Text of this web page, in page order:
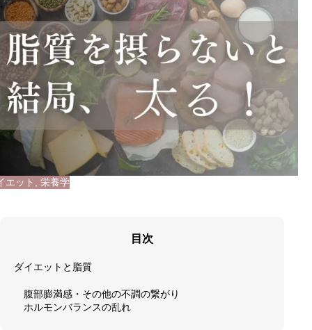
エット 栄養学
目次
ダイエットと脂質
腹部膨満感・その他の不調の繋がり
ホルモンバランスの乱れ